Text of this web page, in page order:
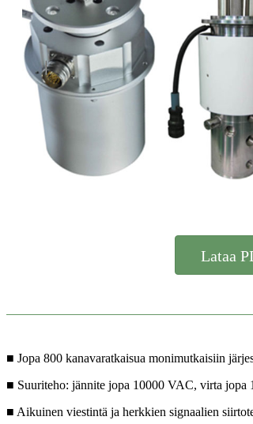
Lataa
■ Jopa 800 kanavaratkaisua monimutkaisiin
■ Suuriteho: jännite jopa 10000 VAC, virta jopa
■ Aikuinen viestintä ja herkkien signaalien